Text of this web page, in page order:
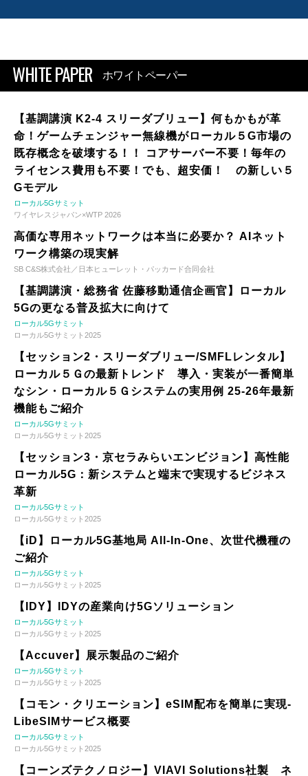
WHITE PAPER ホワイトペーパー
【基調講演 K2-4 スリーダブリュー】何もかもが革
命！ゲームチェンジャー無線機がローカル５G市場の
既存概念を破壊する！！ コアサーバー不要！毎年の
ライセンス費用も不要！でも、超安価！ の新しい５
Gモデル
ローカル5Gサミット
ワイヤレスジャパン×WTP 2026
高価な専用ネットワークは本当に必要か？ AIネット
ワーク構築の現実解
SB C&S株式会社／日本ヒューレット・パッカード合同会社
【基調講演・総務省 佐藤移動通信企画官】ローカル
5Gの更なる普及拡大に向けて
ローカル5Gサミット
ローカル5Gサミット2025
【セッション2・スリーダブリュー/SMFLレンタル】
ローカル５Ｇの最新トレンド 導入・実装が一番簡単
なシン・ローカル５Ｇシステムの実用例 25-26年最新
機能もご紹介
ローカル5Gサミット
ローカル5Gサミット2025
【セッション3・京セラみらいエンビジョン】高性能
ローカル5G：新システムと端末で実現するビジネス
革新
ローカル5Gサミット
ローカル5Gサミット2025
【iD】ローカル5G基地局 All-In-One、次世代機種の
ご紹介
ローカル5Gサミット
ローカル5Gサミット2025
【IDY】IDYの産業向け5Gソリューション
ローカル5Gサミット
ローカル5Gサミット2025
【Accuver】展示製品のご紹介
ローカル5Gサミット
ローカル5Gサミット2025
【コモン・クリエーション】eSIM配布を簡単に実現-
LibeSIMサービス概要
ローカル5Gサミット
ローカル5Gサミット2025
【コーンズテクノロジー】VIAVI Solutions社製 ネ